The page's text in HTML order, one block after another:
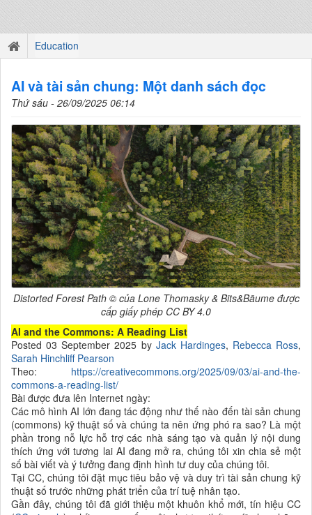
Education
AI và tài sản chung: Một danh sách đọc
Thứ sáu - 26/09/2025 06:14
Distorted Forest Path © của Lone Thomasky & Bits&Bäume được
cấp giấy phép CC BY 4.0
AI and the Commons: A Reading List
Posted 03 September 2025 by Jack Hardinges, Rebecca Ross,
Sarah Hinchliff Pearson
Theo: https://creativecommons.org/2025/09/03/ai-and-the-
commons-a-reading-list/
Bài được đưa lên Internet ngày:
Các mô hình AI lớn đang tác động như thế nào đến tài sản chung
(commons) kỹ thuật số và chúng ta nên ứng phó ra sao? Là một
phần trong nỗ lực hỗ trợ các nhà sáng tạo và quản lý nội dung
thích ứng với tương lai AI đang mở ra, chúng tôi xin chia sẻ một
số bài viết và ý tưởng đang định hình tư duy của chúng tôi.
Tại CC, chúng tôi đặt mục tiêu bảo vệ và duy trì tài sản chung kỹ
thuật số trước những phát triển của trí tuệ nhân tạo.
Gần đây, chúng tôi đã giới thiệu một khuôn khổ mới, tín hiệu CC